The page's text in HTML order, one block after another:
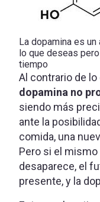
La dopamina es
lo que deseas
tiempo
Al contrario de
dopamina no
siendo más
ante la
comida, una
Pero si el
desaparece, el
presente, y la